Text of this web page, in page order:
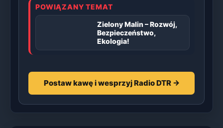
POWIĄZANY TEMAT
Zielony Malin – Rozwój,
Bezpieczeństwo,
Ekologia!
Postaw kawę i wesprzyj Radio DTR →